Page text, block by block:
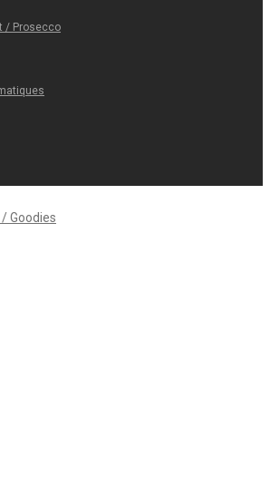
/ Prosecco
Goodies